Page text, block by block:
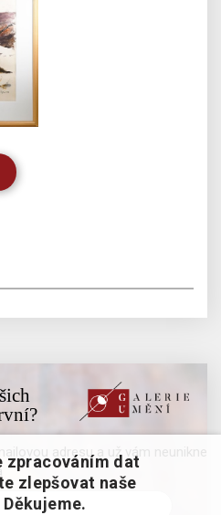
adresu a už vám neunikne
zpracováním dat
zlepšovat naše